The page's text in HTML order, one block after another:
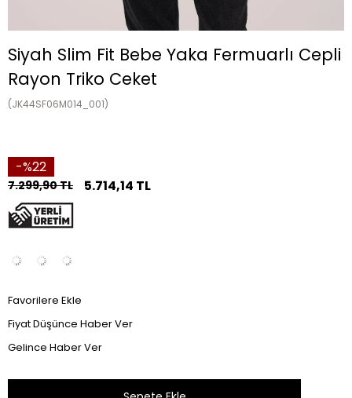
Siyah Slim Fit Bebe Yaka Fermuarlı Cepli
Rayon Triko Ceket
(JK44SF06M014_001)
22
7.299,90 TL 5.714,14 TL
Favorilere Ekle
Fiyat Düşünce Haber Ver
Gelince Haber Ver